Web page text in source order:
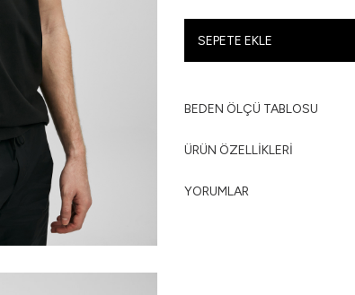
SEPETE EKLE
BEDEN ÖLÇÜ TABLOSU
ÜRÜN ÖZELLIKLERI
YORUMLAR